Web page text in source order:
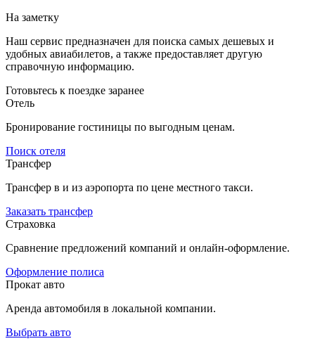
На заметку
Наш сервис предназначен для поиска самых дешевых и
удобных авиабилетов, а также предоставляет другую
справочную информацию.
Готовьтесь к поездке заранее
Отель
Бронирование гостиницы по выгодным ценам.
Поиск отеля
Трансфер
Трансфер в и из аэропорта по цене местного такси.
Заказать трансфер
Страховка
Сравнение предложений компаний и онлайн-оформление.
Оформление полиса
Прокат авто
Аренда автомобиля в локальной компании.
Выбрать авто